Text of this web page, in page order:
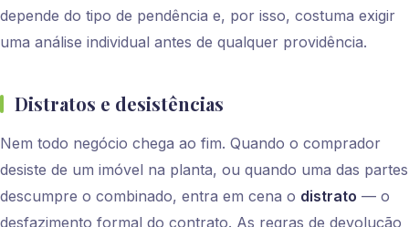
depende do tipo de pendência e, por isso, costuma exigir
uma análise individual antes de qualquer providência.
Distratos e desistências
Nem todo negócio chega ao fim. Quando o comprador
desiste de um imóvel na planta, ou quando uma das partes
descumpre o combinado, entra em cena o distrato — o
desfazimento formal do contrato. As regras de devolução